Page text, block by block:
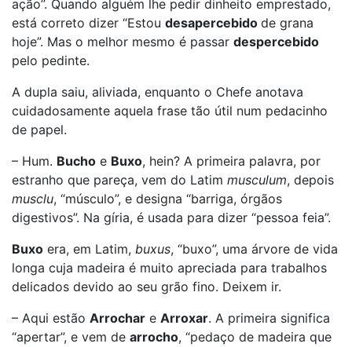
ação”. Quando alguém lhe pedir dinheito emprestado,
está correto dizer “Estou desapercebido de grana
hoje”. Mas o melhor mesmo é passar despercebido
pelo pedinte.
A dupla saiu, aliviada, enquanto o Chefe anotava
cuidadosamente aquela frase tão útil num pedacinho
de papel.
– Hum. Bucho e Buxo, hein? A primeira palavra, por
estranho que pareça, vem do Latim musculum, depois
musclu, “músculo”, e designa “barriga, órgãos
digestivos”. Na gíria, é usada para dizer “pessoa feia”.
Buxo era, em Latim, buxus, “buxo”, uma árvore de vida
longa cuja madeira é muito apreciada para trabalhos
delicados devido ao seu grão fino. Deixem ir.
– Aqui estão Arrochar e Arroxar. A primeira significa
“apertar”, e vem de arrocho, “pedaço de madeira que